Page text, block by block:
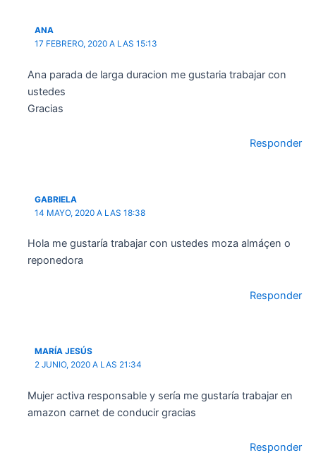
ANA
17 FEBRERO, 2020 A LAS 15:13
Ana parada de larga duracion me gustaria trabajar con
ustedes
Gracias
Responder
GABRIELA
14 MAYO, 2020 A LAS 18:38
Hola me gustaría trabajar con ustedes moza almáçen o
reponedora
Responder
MARÍA JESÚS
2 JUNIO, 2020 A LAS 21:34
Mujer activa responsable y sería me gustaría trabajar en
amazon carnet de conducir gracias
Responder